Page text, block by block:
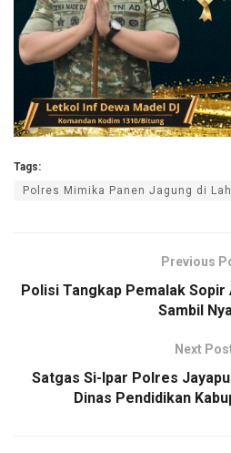
Tags:
Polres Mimika Panen Jagung di
Previous
Polisi Tangkap Pemalak
Sambil
Next
Satgas Si-Ipar Polres
Dinas Pendidikan